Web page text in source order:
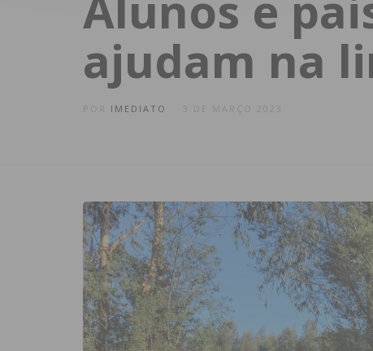
ajudam na
IMEDIATO 3 DE MARÇO 2023